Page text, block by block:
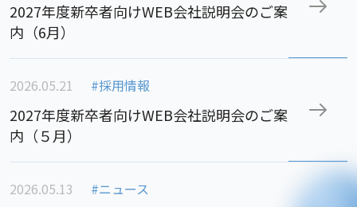
2027年度新卒者向けWEB会社説明会のご案
内（6月）
2026.05.21 #採用情報
2027年度新卒者向けWEB会社説明会のご案
内（５月）
2026.05.13 #ニュース